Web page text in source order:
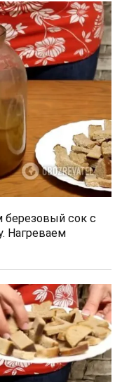
березовый сок с
Нагреваем